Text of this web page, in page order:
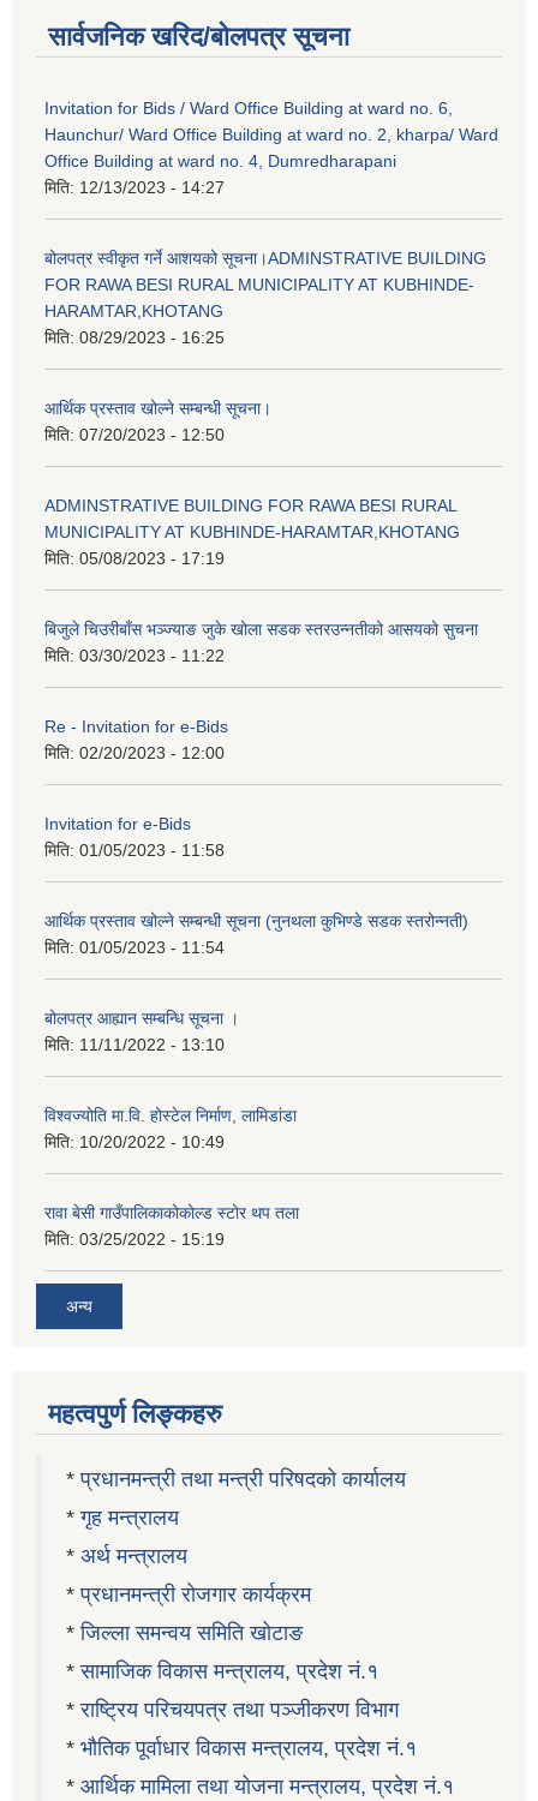
सार्वजनिक खरिद/बोलपत्र सूचना
Invitation for Bids / Ward Office Building at ward no. 6,
Haunchur/ Ward Office Building at ward no. 2, kharpa/ Ward
Office Building at ward no. 4, Dumredharapani
मिति: 12/13/2023 - 14:27
बोलपत्र स्वीकृत गर्ने आशयको सूचना।ADMINSTRATIVE BUILDING
FOR RAWA BESI RURAL MUNICIPALITY AT KUBHINDE-
HARAMTAR,KHOTANG
मिति: 08/29/2023 - 16:25
आर्थिक प्रस्ताव खोल्ने सम्बन्धी सूचना।
मिति: 07/20/2023 - 12:50
ADMINSTRATIVE BUILDING FOR RAWA BESI RURAL
MUNICIPALITY AT KUBHINDE-HARAMTAR,KHOTANG
मिति: 05/08/2023 - 17:19
बिजुले चिउरीबाँस भञ्ज्याङ जुके खोला सडक स्तरउन्नतीको आसयको सुचना
मिति: 03/30/2023 - 11:22
Re - Invitation for e-Bids
मिति: 02/20/2023 - 12:00
Invitation for e-Bids
मिति: 01/05/2023 - 11:58
आर्थिक प्रस्ताव खोल्ने सम्बन्धी सूचना (नुनथला कुभिण्डे सडक स्तरोन्नती)
मिति: 01/05/2023 - 11:54
बोलपत्र आह्यान सम्बन्धि सूचना ।
मिति: 11/11/2022 - 13:10
विश्वज्योति मा.वि. होस्टेल निर्माण, लामिडांडा
मिति: 10/20/2022 - 10:49
रावा बेसी गाउँपालिकाकोकोल्ड स्टोर थप तला
मिति: 03/25/2022 - 15:19
अन्य
महत्वपुर्ण लिङ्कहरु
*प्रधानमन्त्री तथा मन्त्री परिषदको कार्यालय
*गृह मन्त्रालय
* अर्थ मन्त्रालय
*प्रधानमन्त्री रोजगार कार्यक्रम
*जिल्ला समन्वय समिति खोटाङ
*सामाजिक विकास मन्त्रालय, प्रदेश नं.१
*राष्ट्रिय परिचयपत्र तथा पञ्जीकरण विभाग
* भौतिक पूर्वाधार विकास मन्त्रालय, प्रदेश नं.१
* आर्थिक मामिला तथा योजना मन्त्रालय, प्रदेश नं.१